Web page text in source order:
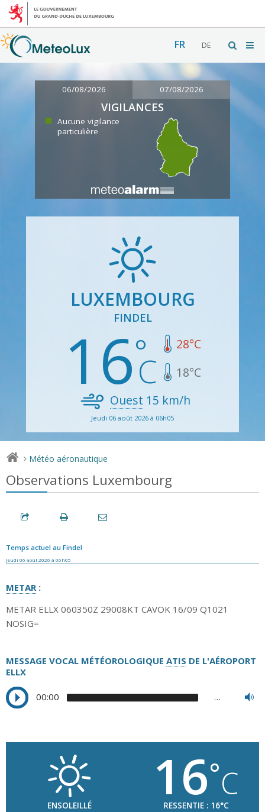
FR DE
06/08/2026 07/08/2026
VIGILANCES
Aucune vigilance
particulière
LUXEMBOURG
FINDEL
16 28°C
18°C
Ouest 15 km/h
Jeudi 06 août 2026 à 06h05
> Météo aéronautique
Observations Luxembourg
Temps actuel au Findel
Jeudi 06 août 2026 à 06h05
METAR :
METAR ELLX 060350Z 29008KT CAVOK 16/09 Q1021
NOSIG=
MESSAGE VOCAL MÉTÉOROLOGIQUE ATIS DE L'AÉROPORT
ELLX
00:00 …
ENSOLEILLÉ 16°C
RESSENTIE : 16°C